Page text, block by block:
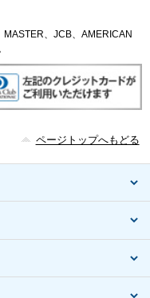
、JCB、AMERICAN
ページトップへもどる